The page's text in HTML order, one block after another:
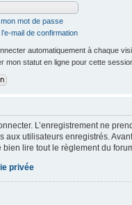
mon mot de passe
mail de confirmation
automatiquement à chaque
mon statut en ligne pour cette
L’enregistrement ne
utilisateurs enregistrés.
lire tout le règlement du
privée